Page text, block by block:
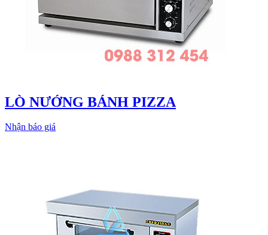
LÒ NƯỚNG BÁNH PIZZA
Nhận báo giá